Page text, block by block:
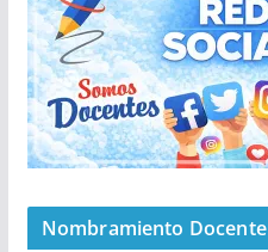
Nombramiento Docente